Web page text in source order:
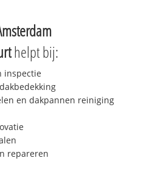
helpt bij:
inspectie
en dakpannen reiniging
repareren